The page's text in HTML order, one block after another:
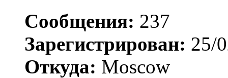
Сообщения: 237
Зарегистрирован: 25/
Откуда: Moscow